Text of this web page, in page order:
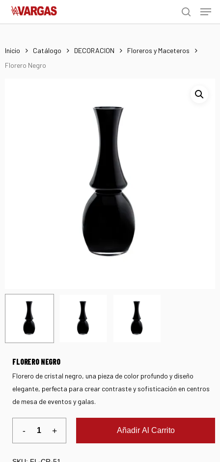
Skip
search
Menu
Inicio Catálogo DECORACION
Floreros y Maceteros
Florero Negro
FLORERO NEGRO
Florero de cristal negro, una pieza de color profundo y diseño
elegante, perfecta para crear contraste y sofisticación en centros
de mesa de eventos y galas.
Añadir Al Carrito